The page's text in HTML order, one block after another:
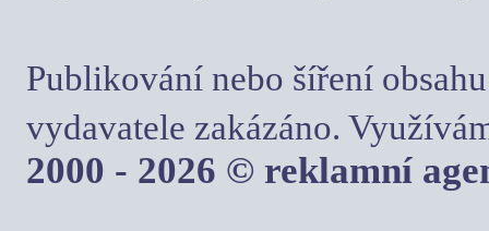
Publikování nebo šíření
vydavatele zakázáno.
2000 - 2026 © reklamní